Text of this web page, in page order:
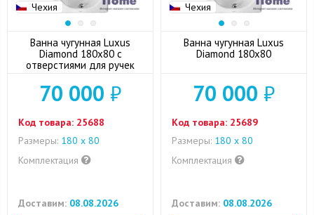
Чехия
Ванна чугунная Luxus
Diamond 180x80 с
отверстиями для ручек
70 000 ₽
Код товара: 25688
Размеры: 180 x 80
Комплектация
Доставим: 08.08.2026
Чехия
Ванна чугунная Luxus
Diamond 180x80
70 000 ₽
Код товара: 25689
Размеры: 180 x 80
Комплектация
Доставим: 08.08.2026